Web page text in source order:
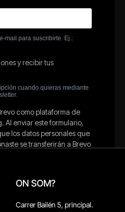
ON SOM?
Carrer Bailén 5, principal.